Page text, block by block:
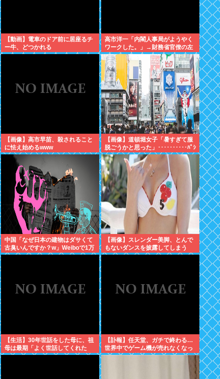
【動画】電車のドア前に居座るチ
ー牛、どつかれる
高市洋一「内閣人事局がようやく
ワークした。」→財務省官僚の左
遷記事を喜んでポスト
【画像】高市早苗、殺されること
に怯え始めるwww
【画像】道頓堀女子「暑すぎて服
脱ごうかと思った」･･････････ﾊﾟｼ
ｬｯ！！
中国「なぜ日本の建物はダサくて
古臭いんですか？w」Weiboで1万
いいね
【画像】スレンダー美脚、とんで
もないダンスを披露してしまう
www
【生活】30年世話をした母に、祖
母は最期「よく世話してくれた
ね。ずっと嫌いだったのが残念だ
【訃報】任天堂、ガチで終わる…
世界中でゲーム機が売れなくなっ
てしまった模様